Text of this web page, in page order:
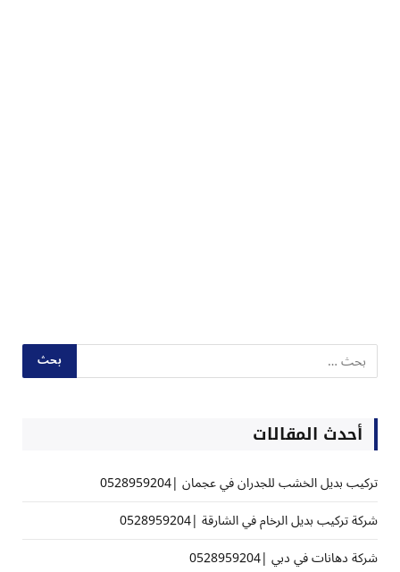
أحدث المقالات
تركيب بديل الخشب للجدران في عجمان |0528959204
شركة تركيب بديل الرخام في الشارقة |0528959204
شركة دهانات في دبي |0528959204